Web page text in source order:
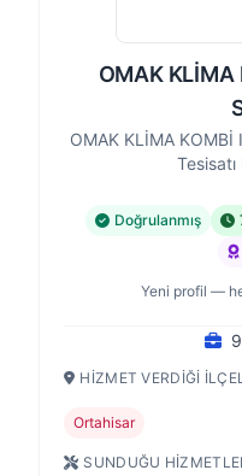
OMAK KLİMA
OMAK KLİMA KOMBİ
Doğrulanmış
Yeni profil —
HIZMET VERDIĞI
Ortahisar
SUNDUĞU